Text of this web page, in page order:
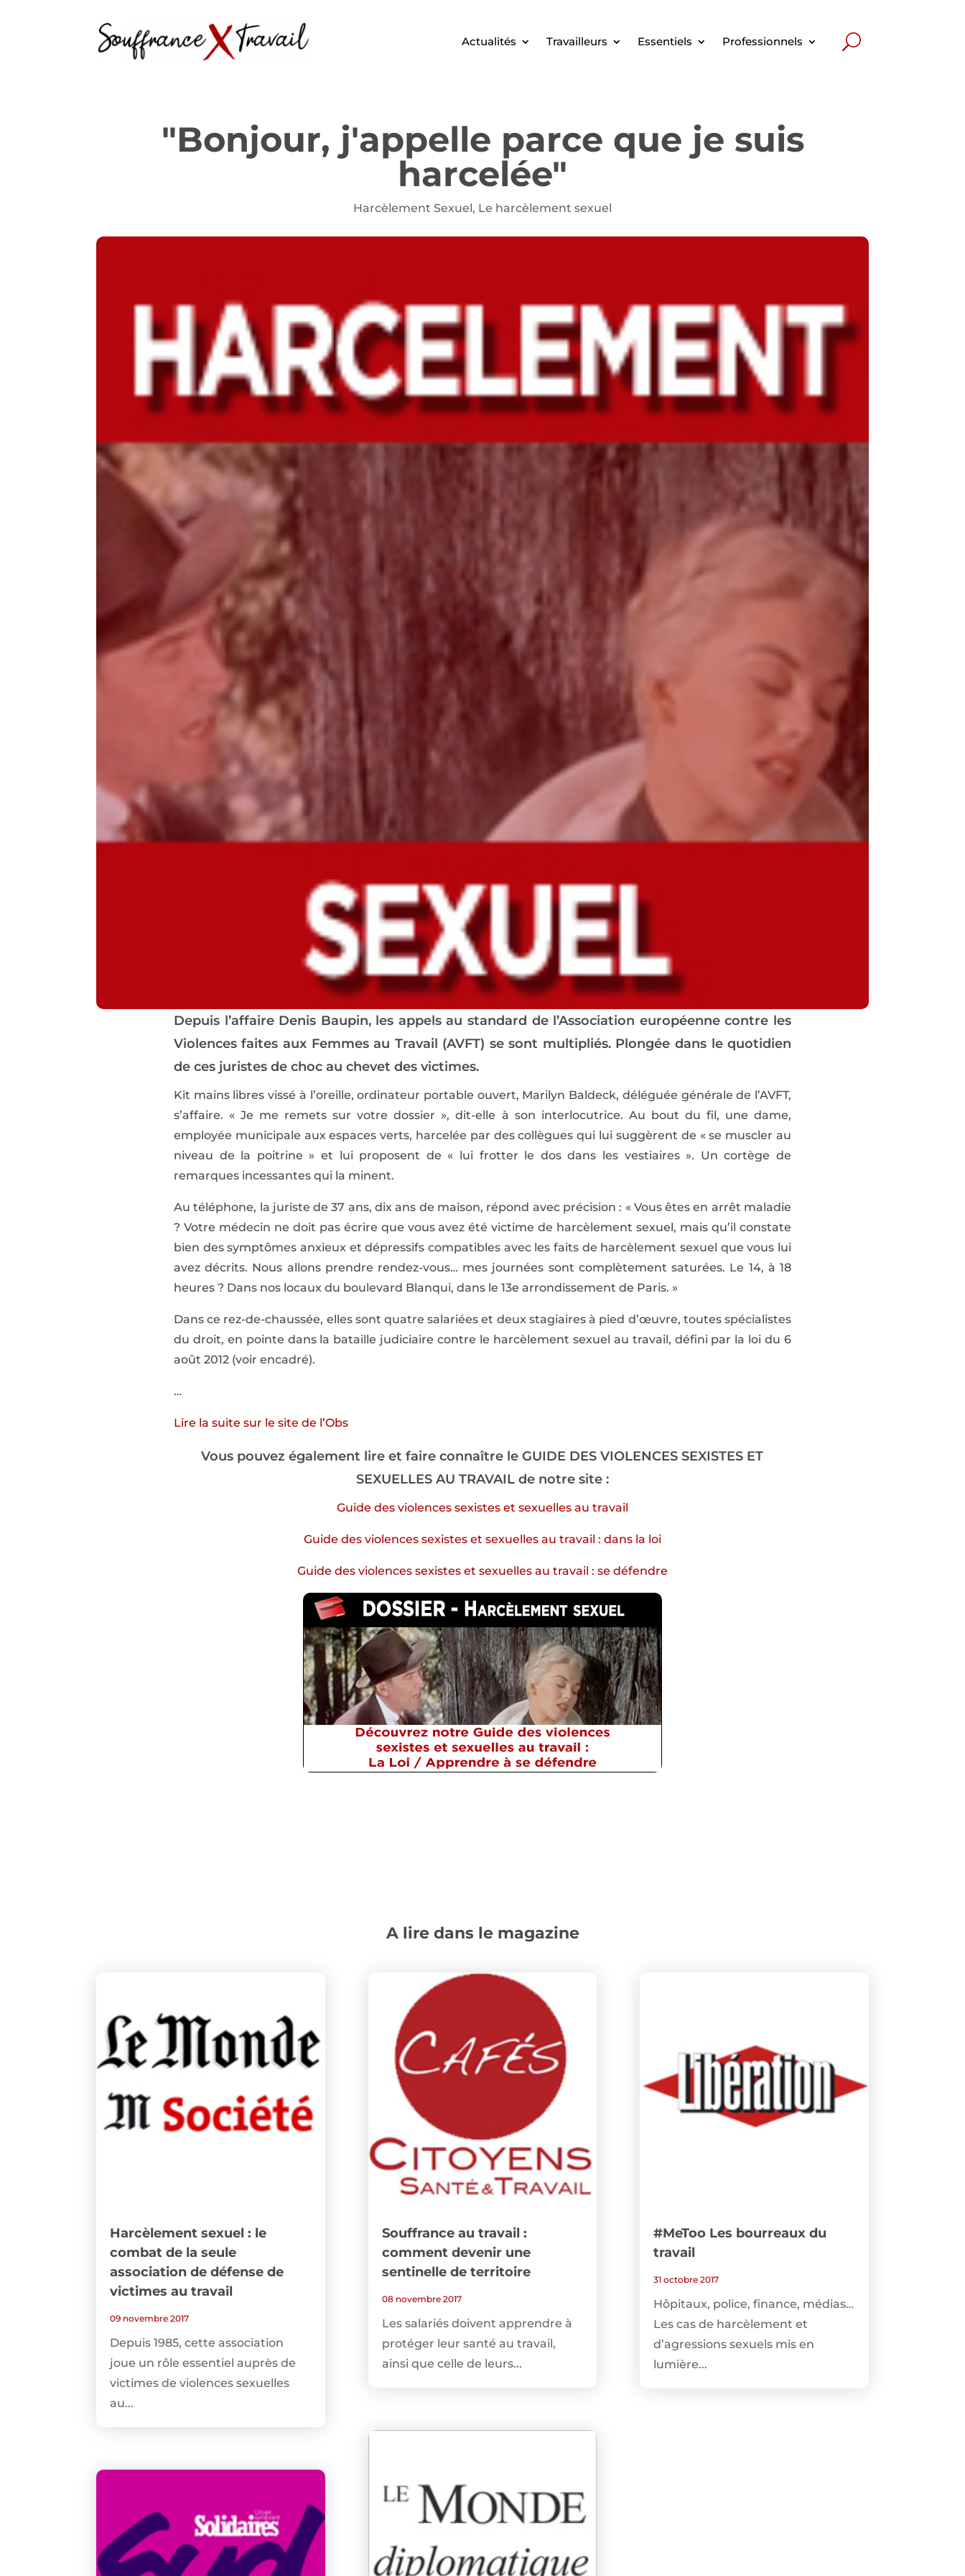
Actualités Travailleurs Essentiels Professionnels
"Bonjour, j'appelle parce que je suis
harcelée"
Harcèlement Sexuel, Le harcèlement sexuel
Depuis l’affaire Denis Baupin, les appels au standard de l’Association européenne contre les
Violences faites aux Femmes au Travail (AVFT) se sont multipliés. Plongée dans le quotidien
de ces juristes de choc au chevet des victimes.
Kit mains libres vissé à l’oreille, ordinateur portable ouvert, Marilyn Baldeck, déléguée générale de l’AVFT,
s’affaire. « Je me remets sur votre dossier », dit-elle à son interlocutrice. Au bout du fil, une dame,
employée municipale aux espaces verts, harcelée par des collègues qui lui suggèrent de « se muscler au
niveau de la poitrine » et lui proposent de « lui frotter le dos dans les vestiaires ». Un cortège de
remarques incessantes qui la minent.
Au téléphone, la juriste de 37 ans, dix ans de maison, répond avec précision : « Vous êtes en arrêt maladie
? Votre médecin ne doit pas écrire que vous avez été victime de harcèlement sexuel, mais qu’il constate
bien des symptômes anxieux et dépressifs compatibles avec les faits de harcèlement sexuel que vous lui
avez décrits. Nous allons prendre rendez-vous… mes journées sont complètement saturées. Le 14, à 18
heures ? Dans nos locaux du boulevard Blanqui, dans le 13e arrondissement de Paris. »
Dans ce rez-de-chaussée, elles sont quatre salariées et deux stagiaires à pied d’œuvre, toutes spécialistes
du droit, en pointe dans la bataille judiciaire contre le harcèlement sexuel au travail, défini par la loi du 6
août 2012 (voir encadré).
…
Lire la suite sur le site de l’Obs
Vous pouvez également lire et faire connaître le GUIDE DES VIOLENCES SEXISTES ET
SEXUELLES AU TRAVAIL de notre site :
Guide des violences sexistes et sexuelles au travail
Guide des violences sexistes et sexuelles au travail : dans la loi
Guide des violences sexistes et sexuelles au travail : se défendre
A lire dans le magazine
Harcèlement sexuel : le
combat de la seule
association de défense de
victimes au travail
09 novembre 2017
Depuis 1985, cette association
joue un rôle essentiel auprès de
victimes de violences sexuelles
au...
Souffrance au travail :
comment devenir une
sentinelle de territoire
08 novembre 2017
Les salariés doivent apprendre à
protéger leur santé au travail,
ainsi que celle de leurs...
#MeToo Les bourreaux du
travail
31 octobre 2017
Hôpitaux, police, finance, médias…
Les cas de harcèlement et
d’agressions sexuels mis en
lumière...